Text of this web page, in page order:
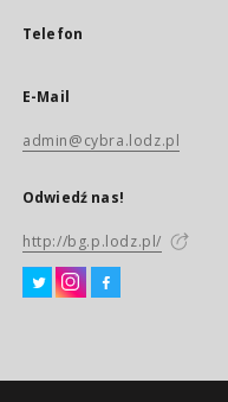
Telefon
E-Mail
admin@cybra.lodz.pl
Odwiedź nas!
http://bg.p.lodz.pl/